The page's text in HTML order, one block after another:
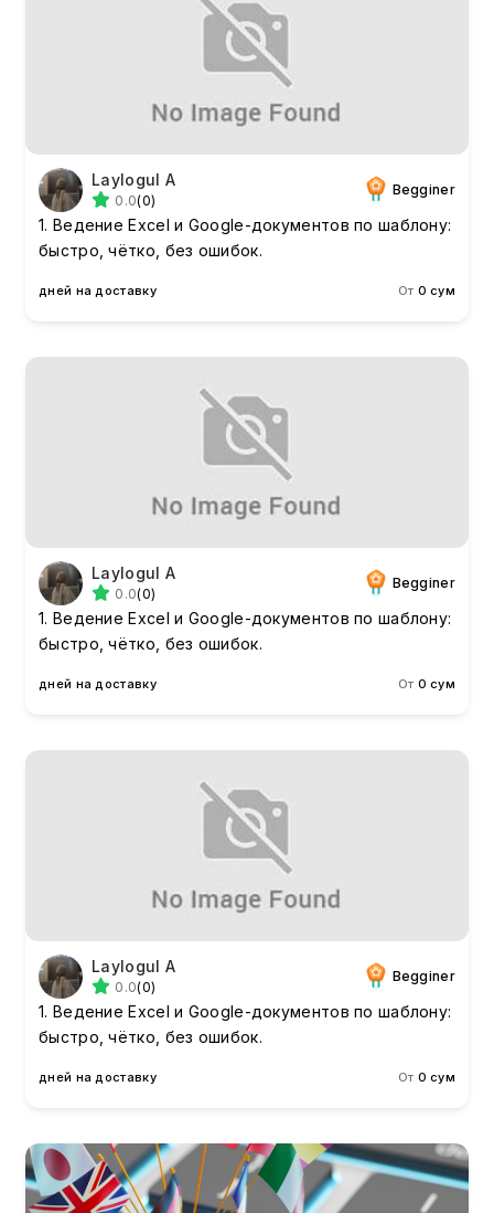
Laylogul A
0.0(0)
Begginer
1. Ведение Excel и Google-документов по шаблону:
быстро, чётко, без ошибок.
дней на доставку От 0 сум
Laylogul A
0.0(0)
Begginer
1. Ведение Excel и Google-документов по шаблону:
быстро, чётко, без ошибок.
дней на доставку От 0 сум
Laylogul A
0.0(0)
Begginer
1. Ведение Excel и Google-документов по шаблону:
быстро, чётко, без ошибок.
дней на доставку От 0 сум